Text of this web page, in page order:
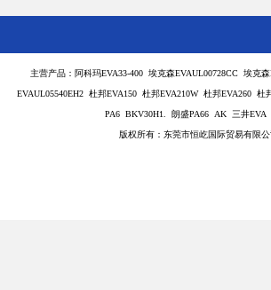
主营产品：阿科玛EVA33-400 埃克森EVAUL00728CC 埃克
EVAUL05540EH2 杜邦EVA150 杜邦EVA210W 杜邦EVA260 杜
PA6 BKV30H1. 朗盛PA66 AK 三井EVA
版权所有：东莞市恒屹国际贸易有限公